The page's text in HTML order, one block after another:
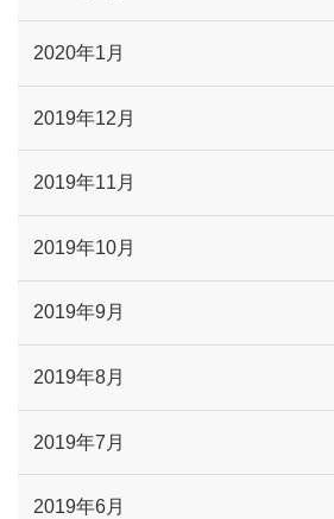
2020年1月
2019年12月
2019年11月
2019年10月
2019年9月
2019年8月
2019年7月
2019年6月